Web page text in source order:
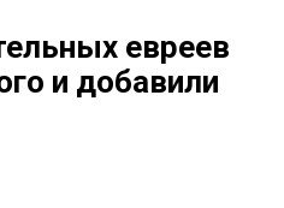
евреев
и добавили